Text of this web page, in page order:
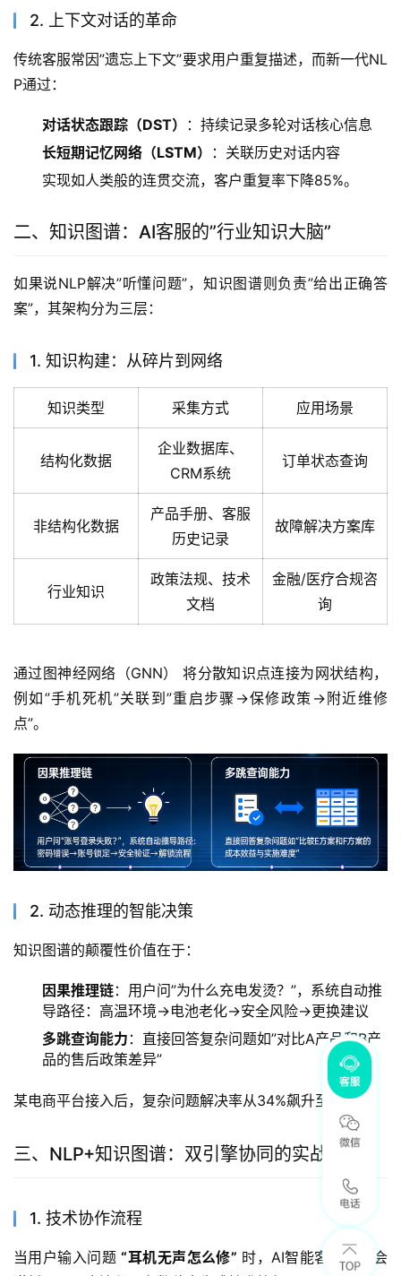
2. 上下文对话的革命
传统客服常因”遗忘上下文”要求用户重复描述，而新一代NL
P通过：
对话状态跟踪（DST）
：持续记录多轮对话核心信息
长短期记忆网络（LSTM）
：关联历史对话内容
实现如人类般的连贯交流，客户重复率下降85%。
二、知识图谱：AI客服的”行业知识大脑”
如果说NLP解决”听懂问题”，知识图谱则负责”给出正确答
案”，其架构分为三层：
1. 知识构建：从碎片到网络
知识类型 采集方式 应用场景
结构化数据
企业数据库、
CRM系统
订单状态查询
非结构化数据
产品手册、客服
历史记录
故障解决方案库
行业知识
政策法规、技术
文档
金融/医疗合规咨
询
通过图神经网络（GNN） 将分散知识点连接为网状结构，
例如”手机死机”关联到”重启步骤→保修政策→附近维修
点”。
2. 动态推理的智能决策
知识图谱的颠覆性价值在于：
因果推理链：用户问”为什么充电发烫？”，系统自动推
导路径：高温环境→电池老化→安全风险→更换建议
多跳查询能力 ：直接回答复杂问题如”对比A产品和B产
品的售后政策差异”
某电商平台接入后，复杂问题解决率从34%飙升至89%。
三、NLP+知识图谱：双引擎协同的实战效能
1. 技术协作流程
当用户输入问题 “耳机无声怎么修” 时，AI智能客服系统会